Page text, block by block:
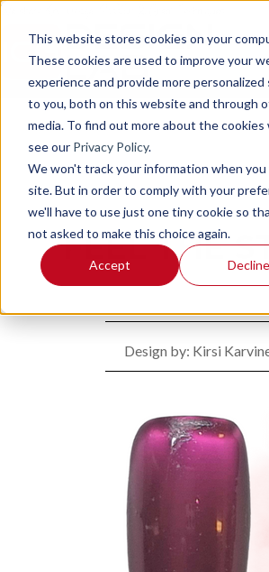
This website stores cookies on your
These cookies are used to improve your
experience and provide more personalized
to you, both on this website and through
media. To find out more about the cookies
see our Privacy Policy.
We won't track your information when
site. But in order to comply with your
we'll have to use just one tiny cookie so
not asked to make this choice again.
Accept Decline
FEEL THE
Design by: Kirsi